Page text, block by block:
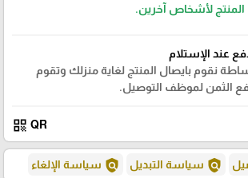
المنتج لأشخاص آخرين.
عند الإستلام
نقوم بايصال المنتج لغاية منزلك وتقوم
الثمن لموظف التوصيل.
QR
qr_code
policy سياسة التبديل policy سياسة الإلغاء